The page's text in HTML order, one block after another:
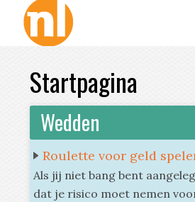
Startpagina
Wedden
Roulette voor geld
Als jij niet bang bent
dat je risico moet nemen